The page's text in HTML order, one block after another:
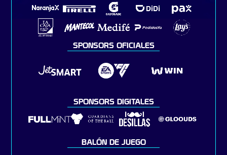
SPONSORS OFICIALES
SPONSORS DIGITALES
BALÓN DE JUEGO